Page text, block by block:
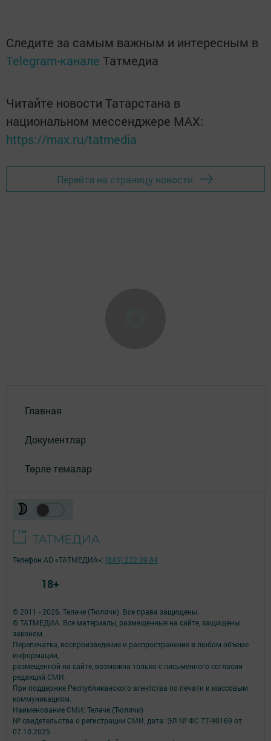
Следите за самым важным и интересным в
Telegram-канале Татмедиа
Читайте новости Татарстана в
национальном мессенджере MАХ:
https://max.ru/tatmedia
Перейти на страницу новости
Главная
Документлар
Төрле темалар
© 2011 - 2026. Теләче (Тюлячи). Все права защищены.
© ТАТМЕДИА. Все материалы, размещенные на сайте, защищены
законом.
Перепечатка, воспроизведение и распространение в любом объеме
информации,
размещенной на сайте, возможна только с письменного согласия
редакций СМИ.
При поддержке Республиканского агентства по печати и массовым
коммуникациям.
Наименование СМИ: Теләче (Тюлячи)
№ свидетельства о регистрации СМИ, дата: ЭЛ № ФС 77-90169 от
07.10.2025
Телефон АО «ТАТМЕДИА»: (843) 222 09 84
18+